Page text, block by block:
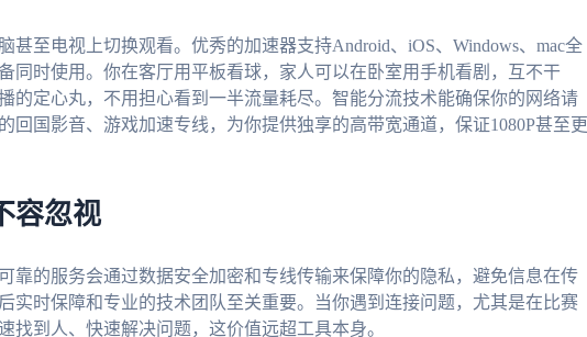
甚至电视上切换观看。优秀的加速器支持Android、iOS、Windows、mac全
同时使用。你在客厅用平板看球，家人可以在卧室用手机看剧，互不干
的定心丸，不用担心看到一半流量耗尽。智能分流技术能确保你的网络请
回国影音、游戏加速专线，为你提供独享的高带宽通道，保证1080P甚至更
容忽视
靠的服务会通过数据安全加密和专线传输来保障你的隐私，避免信息在传
实时保障和专业的技术团队至关重要。当你遇到连接问题，尤其是在比赛
找到人、快速解决问题，这价值远超工具本身。